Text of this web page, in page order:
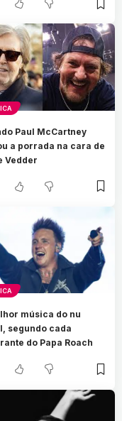
Paul McCartney
a porrada na cara de
Vedder
música do nu
segundo cada
do Papa Roach